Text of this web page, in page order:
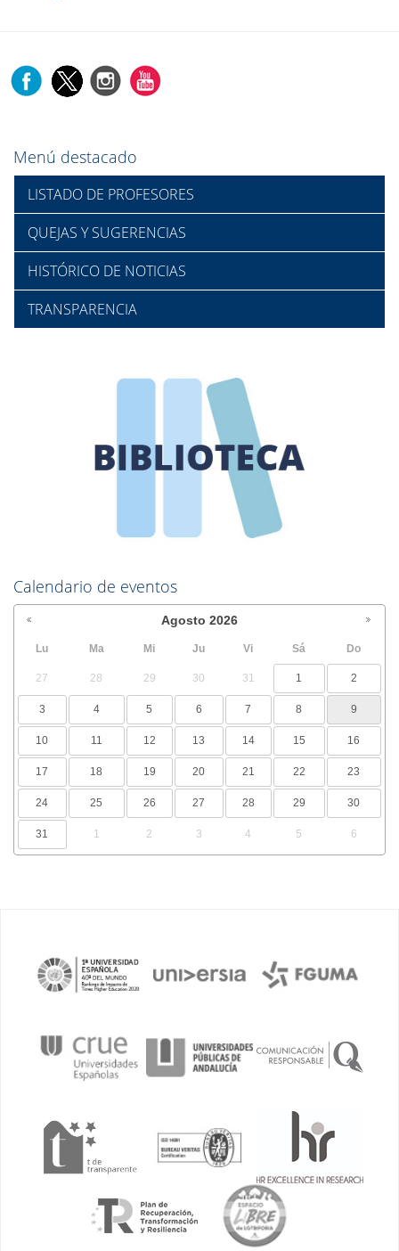
Menú destacado
LISTADO DE PROFESORES
QUEJAS Y SUGERENCIAS
HISTÓRICO DE NOTICIAS
TRANSPARENCIA
Calendario de eventos
Agosto 2026
Lu Ma Mi Ju Vi Sá Do
27 28 29 30 31 1 2
3 4 5 6 7 8 9
10 11 12 13 14 15 16
17 18 19 20 21 22 23
24 25 26 27 28 29 30
31 1 2 3 4 5 6